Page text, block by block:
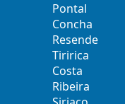
Pontal
Concha
Resende
Tiririca
Costa
Ribeira